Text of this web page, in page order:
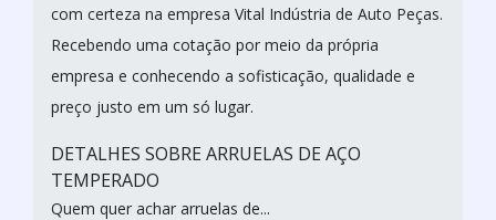
com certeza na empresa Vital Indústria de Auto Peças.
Recebendo uma cotação por meio da própria
empresa e conhecendo a sofisticação, qualidade e
preço justo em um só lugar.
DETALHES SOBRE ARRUELAS DE AÇO
TEMPERADO
Quem quer achar arruelas de...